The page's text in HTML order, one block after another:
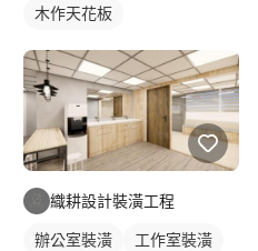
木作天花板
織耕設計裝潢工程
辦公室裝潢 工作室裝潢